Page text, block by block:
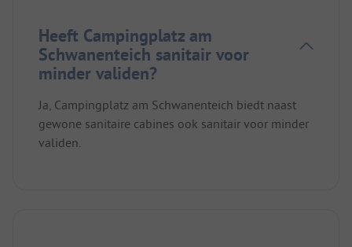
Heeft Campingplatz am
Schwanenteich sanitair voor
minder validen?
Ja, Campingplatz am Schwanenteich biedt naast
gewone sanitaire cabines ook sanitair voor minder
validen.